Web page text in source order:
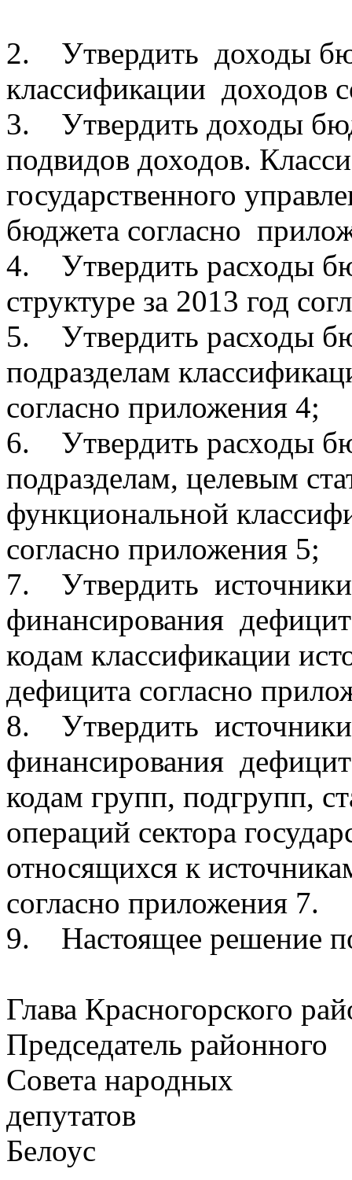
2. Утвердить доходы
классификации доходов
3. Утвердить доходы
подвидов доходов.
государственного
бюджета согласно
4. Утвердить расходы
структуре за 2013 год
5. Утвердить расходы
подразделам
согласно приложения 4;
6. Утвердить расходы
подразделам, целевым
функциональной
согласно приложения 5;
7. Утвердить источники
финансирования
кодам классификации
дефицита согласно
8. Утвердить источники
финансирования
кодам групп, подгрупп,
операций сектора
относящихся к
согласно приложения 7.
9. Настоящее решение
Глава Красногорского
Председатель районного
Совета народных
Белоус